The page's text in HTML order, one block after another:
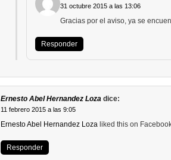
31 octubre 2015 a las 13:06
Gracias por el aviso, ya se
Responder
Ernesto Abel Hernandez Loza dice:
11 febrero 2015 a las 9:05
Ernesto Abel Hernandez Loza liked this on
Responder